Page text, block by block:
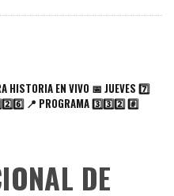
HISTORIA EN VIVO 📅 JUEVES 7️⃣
📍 PROGRAMA 3️⃣3️⃣2️⃣ #️⃣
DE